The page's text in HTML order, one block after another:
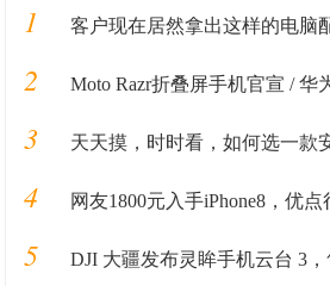
1 客户现在居然拿出这样的电脑配置单
2 Moto Razr折叠屏手机官宣 / 华为Mate
3 天天摸，时时看，如何选一款安全
4 网友1800元入手iPhone8，优
5 DJI 大疆发布灵眸手机云台 3，